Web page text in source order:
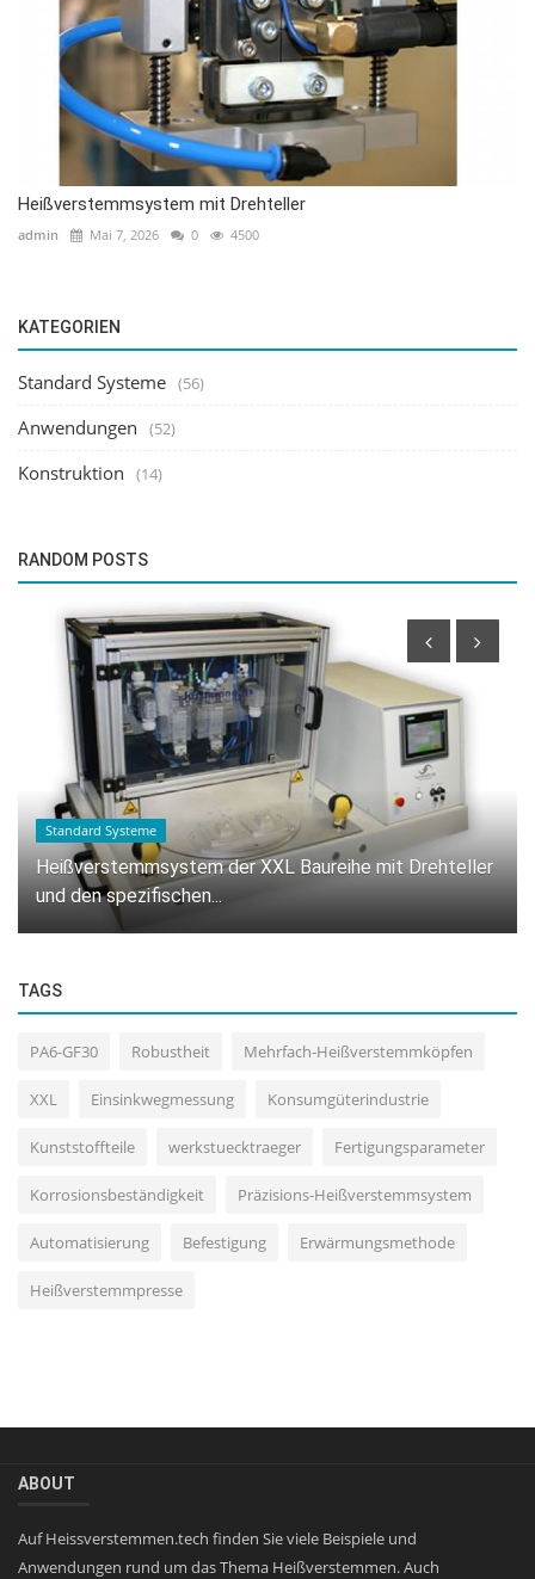
Heißverstemmsystem mit Drehteller
admin Mai 7, 2026 0 4500
KATEGORIEN
Standard Systeme (56)
Anwendungen (52)
Konstruktion (14)
RANDOM POSTS
Standard Systeme
Heißverstemmsystem der XXL Baureihe mit Drehteller
und den spezifischen...
TAGS
PA6-GF30 Robustheit Mehrfach-Heißverstemmköpfen
XXL Einsinkwegmessung Konsumgüterindustrie
Kunststoffteile werkstuecktraeger Fertigungsparameter
Korrosionsbeständigkeit Präzisions-Heißverstemmsystem
Automatisierung Befestigung Erwärmungsmethode
Heißverstemmpresse
ABOUT
Auf Heissverstemmen.tech finden Sie viele Beispiele und
Anwendungen rund um das Thema Heißverstemmen. Auch